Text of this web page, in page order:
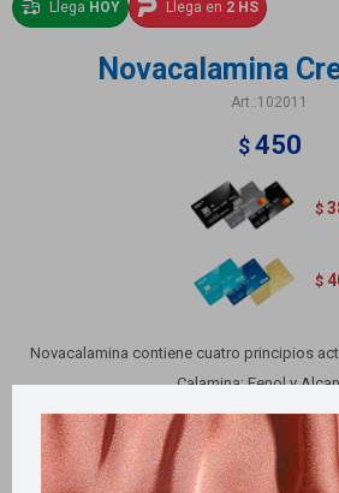
Llega HOY Llega en 2 HS
Novacalamina
102011
$ 450
$
$
Novacalamina contiene cuatro principios
Calamina; Fenol y
Produce en la piel sensación de frialdad,
local moderado.